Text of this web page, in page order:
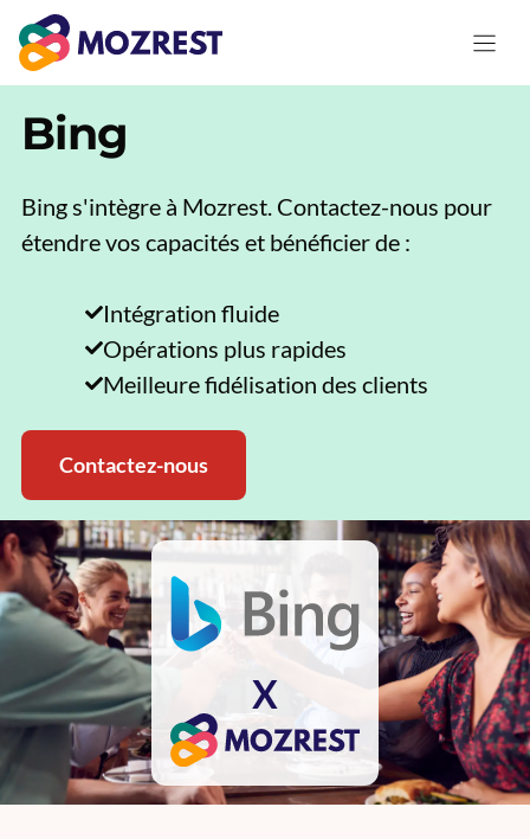
Aller
au
contenu
Bing
Bing s'intègre à Mozrest. Contactez-nous pour
étendre vos capacités et bénéficier de :
Intégration fluide
Opérations plus rapides
Meilleure fidélisation des clients
Contactez-nous
X